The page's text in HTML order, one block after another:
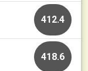
412.4
418.6